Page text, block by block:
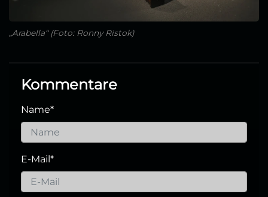
„Arabella“ (Foto: Ronny Ristok)
Kommentare
Name*
E-Mail*